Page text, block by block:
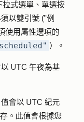
拉式選單、單選按
以雙引號 ("例
使用屬性選項的
）。
UTC 午夜為基
會以 UTC 紀元
。此值會根據您